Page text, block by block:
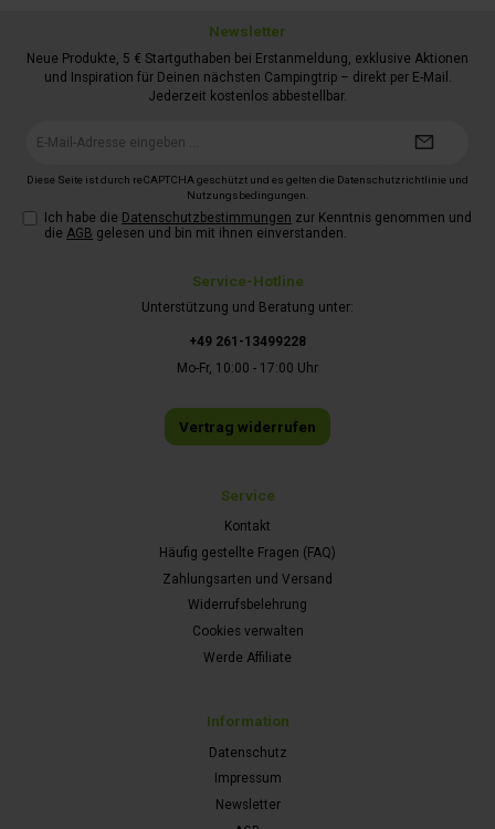
Service-Hotline
Unterstützung und Beratung unter:
+49 261-13499228
Mo-Fr, 10:00 - 17:00 Uhr
Vertrag widerrufen
Service
Kontakt
Häufig gestellte Fragen (FAQ)
Zahlungsarten und Versand
Widerrufsbelehrung
Cookies verwalten
Werde Affiliate
Information
Datenschutz
Impressum
Newsletter
Newsletter
Neue Produkte, 5 € Startguthaben bei Erstanmeldung, exklusive Aktionen
und Inspiration für Deinen nächsten Campingtrip – direkt per E-Mail.
Jederzeit kostenlos abbestellbar.
Diese Seite ist durch reCAPTCHA geschützt und es gelten die Datenschutzrichtlinie und
Nutzungsbedingungen
Ich habe die Datenschutzbestimmungen zur Kenntnis genommen und
die AGB gelesen und bin mit ihnen einverstanden.